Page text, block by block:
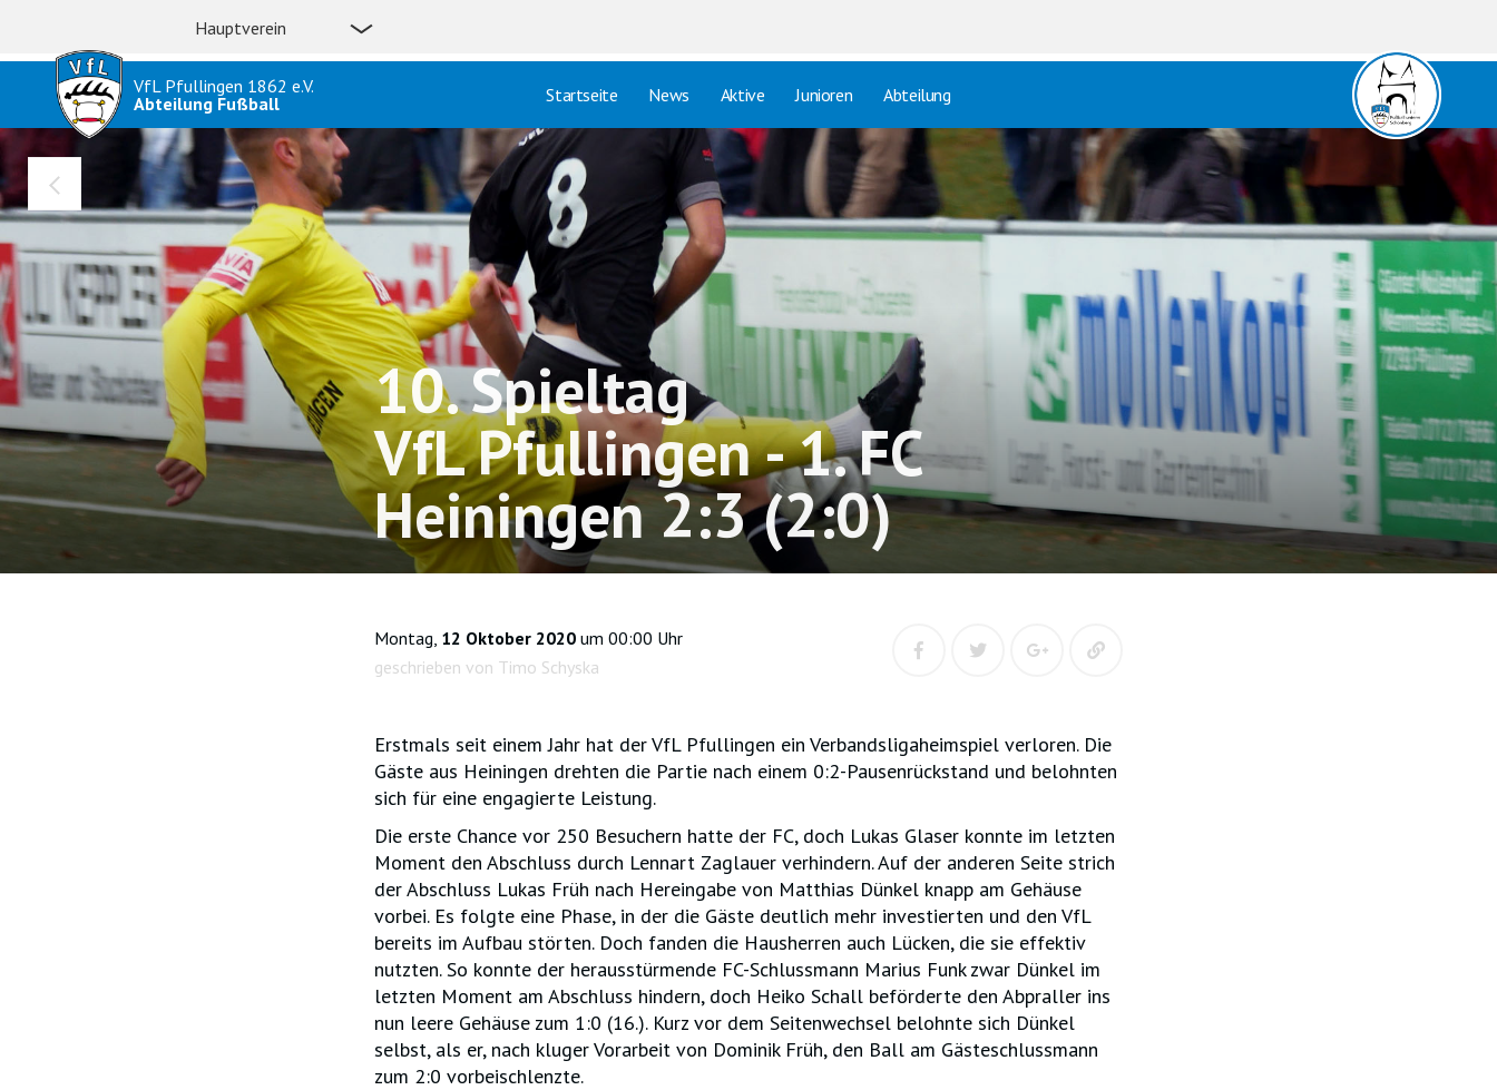
VfL Pfullingen 1862 e.V.
Abteilung Fußball
Hauptverein
Startseite News Aktive Junioren Abteilung
10. Spieltag
VfL Pfullingen - 1. FC
Heiningen 2:3 (2:0)
Montag, 12 Oktober 2020 um 00:00 Uhr
geschrieben von Timo Schyska
Erstmals seit einem Jahr hat der VfL Pfullingen ein Verbandsligaheimspiel verloren. Die
Gäste aus Heiningen drehten die Partie nach einem 0:2-Pausenrückstand und belohnten
sich für eine engagierte Leistung.
Die erste Chance vor 250 Besuchern hatte der FC, doch Lukas Glaser konnte im letzten
Moment den Abschluss durch Lennart Zaglauer verhindern. Auf der anderen Seite strich
der Abschluss Lukas Früh nach Hereingabe von Matthias Dünkel knapp am Gehäuse
vorbei. Es folgte eine Phase, in der die Gäste deutlich mehr investierten und den VfL
bereits im Aufbau störten. Doch fanden die Hausherren auch Lücken, die sie effektiv
nutzten. So konnte der herausstürmende FC-Schlussmann Marius Funk zwar Dünkel im
letzten Moment am Abschluss hindern, doch Heiko Schall beförderte den Abpraller ins
nun leere Gehäuse zum 1:0 (16.). Kurz vor dem Seitenwechsel belohnte sich Dünkel
selbst, als er, nach kluger Vorarbeit von Dominik Früh, den Ball am Gästeschlussmann
zum 2:0 vorbeischlenzte.